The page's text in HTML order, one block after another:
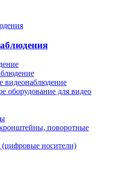
видеонаблюдение
оборудование для видео
поворотные
носители)